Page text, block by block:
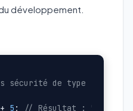
développement.
sécurité de type -
5 ; // Résultat : "255"